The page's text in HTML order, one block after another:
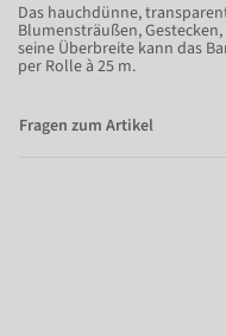
Das hauchdünne,
Blumensträußen,
seine Überbreite kann das
per Rolle à 25 m.
Fragen zum Artikel